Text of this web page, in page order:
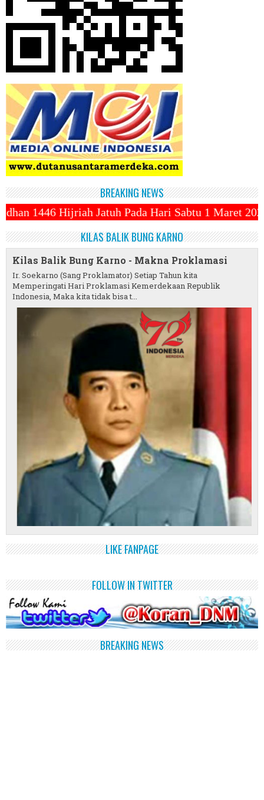
BREAKING NEWS
Pada Hari Sabtu 1 Maret 2025 ~||~ 1 Syawal
KILAS BALIK BUNG KARNO
Kilas Balik Bung Karno - Makna Proklamasi
Ir. Soekarno (Sang Proklamator) Setiap Tahun kita
Memperingati Hari Proklamasi Kemerdekaan Republik
Indonesia, Maka kita tidak bisa t...
LIKE FANPAGE
FOLLOW IN TWITTER
BREAKING NEWS